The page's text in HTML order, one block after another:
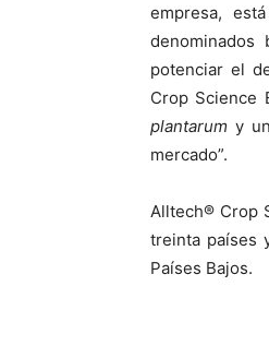
empresa,
potenciar el
Crop Science
plantarum y
mercado”.
Alltech® Crop
treinta países
Países Bajos.